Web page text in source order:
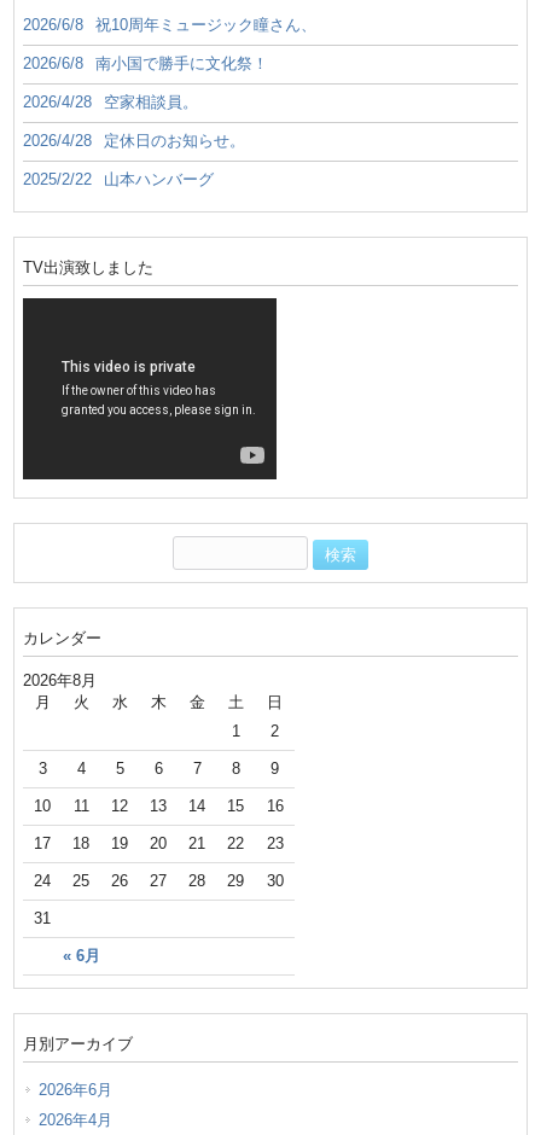
2026/6/8 祝10周年ミュージック瞳さん、
2026/6/8 南小国で勝手に文化祭！
2026/4/28 空家相談員。
2026/4/28 定休日のお知らせ。
2025/2/22 山本ハンバーグ
TV出演致しました
カレンダー
2026年8月
月 火 水 木 金 土 日
« 6月
1 2
3 4 5 6 7 8 9
10 11 12 13 14 15 16
17 18 19 20 21 22 23
24 25 26 27 28 29 30
31
月別アーカイブ
2026年6月
2026年4月